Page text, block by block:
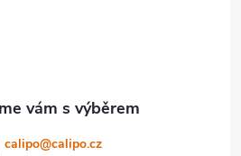
calipo@calipo.cz